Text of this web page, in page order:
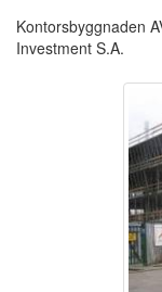
Kontorsbyggnaden
Investment S.A.